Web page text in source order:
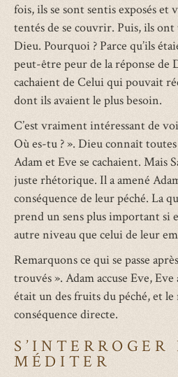
fois, ils se sont sentis exposés
tentés de se couvrir. Puis, ils ont
Dieu. Pourquoi ? Parce qu’ils
peut-être peur de la réponse de
cachaient de Celui qui pouvait
dont ils avaient le plus besoin.
C’est vraiment intéressant de
Où es-tu ? ». Dieu connaît
Adam et Eve se cachaient. Mais
juste rhétorique. Il a amené
conséquence de leur péché. La
prend un sens plus important si
autre niveau que celui de leur
Remarquons ce qui se passe
trouvés ». Adam accuse Eve, Eve
était un des fruits du péché, et
conséquence directe.
S’INTERROGER
MÉDITER